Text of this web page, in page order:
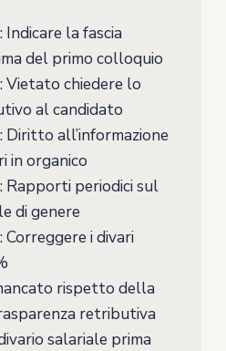
la fascia
del primo colloquio
chiedere lo
al candidato
all’informazione
in organico
periodici sul
di genere
i divari
rispetto della
retributiva
salariale prima